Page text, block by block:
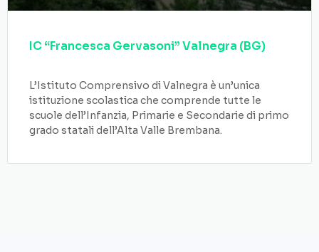
IC “Francesca Gervasoni” Valnegra (BG)
L’Istituto Comprensivo di Valnegra è un’unica
istituzione scolastica che comprende tutte le
scuole dell’Infanzia, Primarie e Secondarie di primo
grado statali dell’Alta Valle Brembana.